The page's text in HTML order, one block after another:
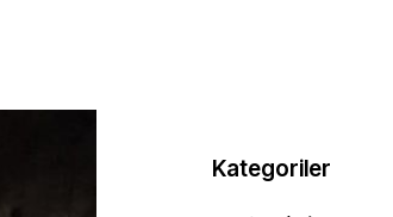
Kategoriler